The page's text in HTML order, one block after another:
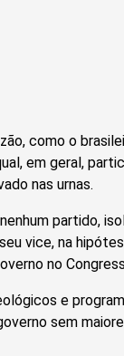
como o
em geral,
nas urnas.
partido,
vice, na
no
e
sem